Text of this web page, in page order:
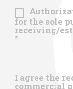
for the sole
receiving/
*
I agree the
commercial